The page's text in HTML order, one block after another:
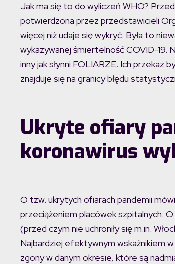
Jak ma się to do wyliczeń WHO?
potwierdzona przez przedstawicieli
więcej niż udaje się wykryć. Była to
wykazywanej śmiertelność COVID-19.
inny jak słynni FOLIARZE. Ich przekaz
znajduje się na granicy błędu
Ukryte ofiary
koronawirus
O tzw. ukrytych ofiarach pandemii
przeciążeniem placówek szpitalnych. O
(przed czym nie uchroniły się m.in.
Najbardziej efektywnym wskaźnikiem
zgony w danym okresie, które są